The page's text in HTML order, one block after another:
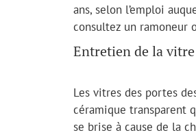
ans, selon l’emploi
consultez un ramoneur
Entretien de la
Les vitres des portes
céramique transparent
se brise à cause de la